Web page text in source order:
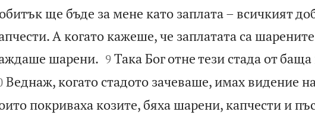
ще бъде за мене като заплата – всичкият
А когато кажеше, че заплатата са
шарени.
9 Така Бог отне тези стада от
Веднаж, когато стадото зачеваше, имах видение
покриваха козите, бяха шарени, капчести и